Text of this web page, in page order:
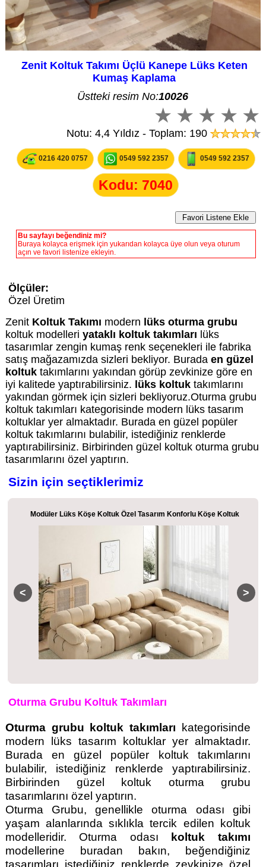
Zenit Koltuk Takımı Üçlü Kanepe Lüks Keten
Kumaş Kaplama
Üstteki resim No:10026
Notu: 4,4 Yıldız - Toplam: 190
0216 420 0757 0549 592 2357 0549 592 2357
Kodu: 7040
Bu sayfayı beğendiniz mi?
Buraya kolayca erişmek için yukarıdan kolayca üye olun veya oturum
açın ve favori listenize ekleyin.
Ölçüler:
Özel Üretim
Zenit Koltuk Takımı modern lüks oturma grubu
koltuk modelleri yataklı koltuk takımları lüks
tasarımlar zengin kumaş renk seçenekleri ile fabrika
satış mağazamızda sizleri bekliyor. Burada en güzel
koltuktakımlarını yakından görüp zevkinize göre en
iyi kalitede yaptırabilirsiniz. lüks koltuktakımlarını
yakından görmek için sizleri bekliyoruz.Oturma grubu
koltuk takımları kategorisinde modern lüks tasarım
koltuklar yer almaktadır. Burada en güzel popüler
koltuk takımlarını bulabilir, istediğiniz renklerde
yaptırabilirsiniz. Birbirinden güzel koltuk oturma grubu
tasarımlarını özel yaptırın.
Sizin için seçtiklerimiz
Modüler Lüks Köşe Koltuk Özel Tasarım Konforlu Köşe Koltuk
Oturma Grubu Koltuk Takımları
Oturma grubu koltuk takımları kategorisinde
modern lüks tasarım koltuklar yer almaktadır.
Burada en güzel popüler koltuk takımlarını
bulabilir, istediğiniz renklerde yaptırabilirsiniz.
Birbirinden güzel koltuk oturma grubu
tasarımlarını özel yaptırın.
Oturma Grubu, genellikle oturma odası gibi
yaşam alanlarında sıklıkla tercik edilen koltuk
modelleridir. Oturma odası koltuk takımı
modellerine buradan bakın, beğendiğiniz
tasarımları istediğiniz renklerde zevkinize özel